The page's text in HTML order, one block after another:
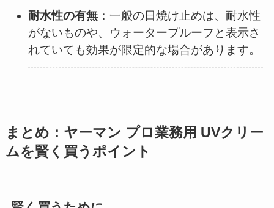
耐水性の有無 ：​一般の日焼け止めは、耐水性
がないものや、ウォータープルーフと表示さ
れていても効果が限定的な場合があります。​
まとめ：ヤーマン プロ業務用 UVクリー
ムを賢く買うポイント